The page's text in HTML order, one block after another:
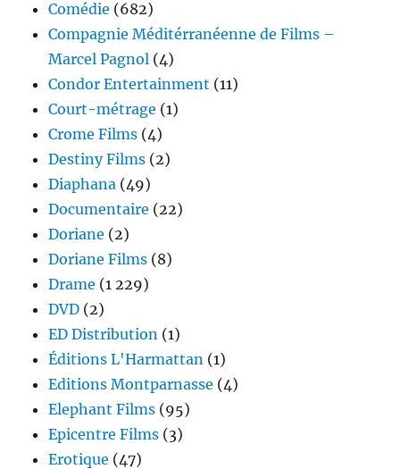
Comédie (682)
Compagnie Méditérranéenne de Films –
Marcel Pagnol (4)
Condor Entertainment (11)
Court-métrage (1)
Crome Films (4)
Destiny Films (2)
Diaphana (49)
Documentaire (22)
Doriane (2)
Doriane Films (8)
Drame (1 229)
DVD (2)
ED Distribution (1)
Éditions L'Harmattan (1)
Editions Montparnasse (4)
Elephant Films (95)
Epicentre Films (3)
Erotique (47)